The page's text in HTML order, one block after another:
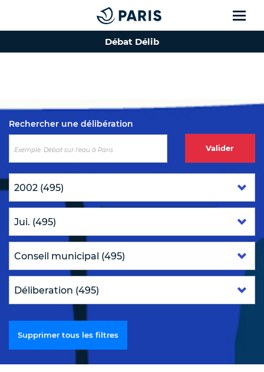
Top of the page
Débat Délib
Rechercher une délibération
Valider
Supprimer tous les filtres